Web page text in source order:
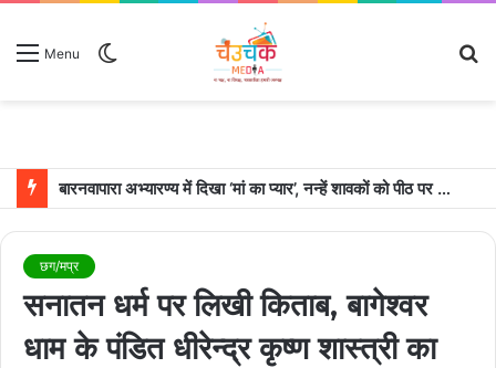
Menu
बारनवापारा अभ्यारण्य में दिखा ‘मां का प्यार’, नन्हें शावकों को पीठ पर बैठाकर घूमती दिखी मादा भालू
छग/मप्र
सनातन धर्म पर लिखी किताब, बागेश्वर
धाम के पंडित धीरेन्द्र कृष्ण शास्त्री का